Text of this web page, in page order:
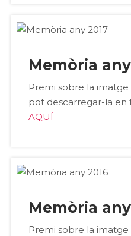
Memòria any
Premi sobre la
pot descarregar-la en
AQUÍ
Memòria any
Premi sobre la